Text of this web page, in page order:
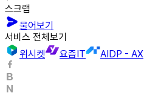
스크랩
물어보기
서비스 전체보기
위시켓
요즘IT AIDP - AX